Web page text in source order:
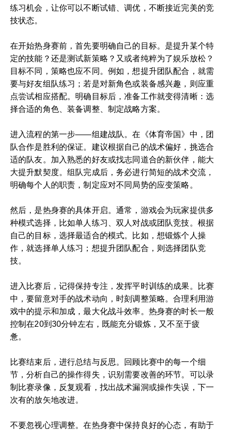
练习机会，让你可以不断试错、调优，不断接近完美的竞
技状态。
在开始热身赛前，首先要明确自己的目标。是提升某个特
定的技能？还是测试新策略？又或者纯粹为了娱乐放松？
目标不同，策略也应不同。例如，想提升团队配合，就需
要与好友组队练习；若是对新角色或装备感兴趣，则应重
点尝试相应搭配。明确目标后，准备工作就变得清晰：选
择合适的角色、装备调整、制定战略方案。
进入流程的第一步——组建战队。在《体育帝国》中，团
队合作是胜利的保证。建议根据自己的战术偏好，挑选合
适的队友。加入熟悉的好友或找志同道合的新伙伴，能大
大提升默契度。组队完成后，务必进行简短的战术交流，
明确每个人的职责，制定应对不同局势的应变策略。
然后，是热身赛的具体开启。通常，游戏会为玩家提供多
种模式选择，比如单人练习、双人对战或团队竞技。根据
自己的目标，选择最适合的模式。比如，想锻炼个人操
作，就选择单人练习；想提升团队配合，则选择团队竞
技。
进入比赛后，记得保持专注，发挥平时训练的成果。比赛
中，要留意对手的战术动向，时刻调整策略。合理利用游
戏中的提示和加成，最大化战斗效率。热身赛的时长一般
控制在20到30分钟左右，既能充分锻炼，又不至于疲
惫。
比赛结束后，进行总结与反思。回顾比赛中的每一个细
节，分析自己的操作得失，识别需要改善的环节。可以录
制比赛录像，反复观看，找出战术漏洞或操作失误，下一
次有的放矢地改进。
不要忽视心理调整。在热身赛中保持良好的心态，有助于